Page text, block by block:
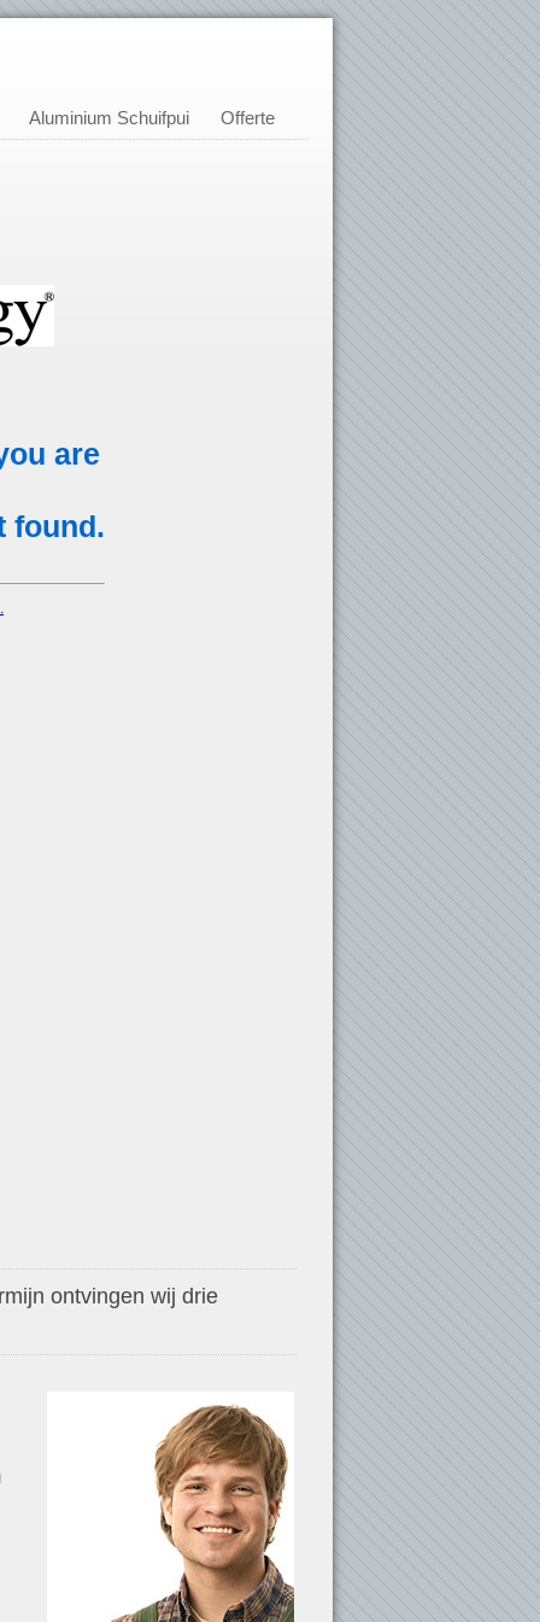
Aluminium Schuifpui Offerte
ontvingen wij drie